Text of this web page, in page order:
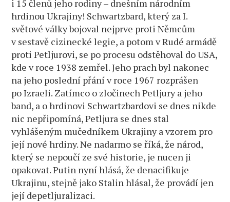
i 15 členů jeho rodiny – dnešním národním
hrdinou Ukrajiny! Schwartzbard, který za I.
světové války bojoval nejprve proti Němcům
v sestavě cizinecké legie, a potom v Rudé armádě
proti Petljurovi, se po procesu odstěhoval do USA,
kde v roce 1938 zemřel. Jeho prach byl nakonec
na jeho poslední přání v roce 1967 rozprášen
po Izraeli. Zatímco o zločinech Petljury a jeho
band, a o hrdinovi Schwartzbardovi se dnes nikde
nic nepřipomíná, Petljura se dnes stal
vyhlášeným mučedníkem Ukrajiny a vzorem pro
její nové hrdiny. Ne nadarmo se říká, že národ,
který se nepoučí ze své historie, je nucen ji
opakovat. Putin nyní hlásá, že denacifikuje
Ukrajinu, stejně jako Stalin hlásal, že provádí jen
její depetljuralizaci.